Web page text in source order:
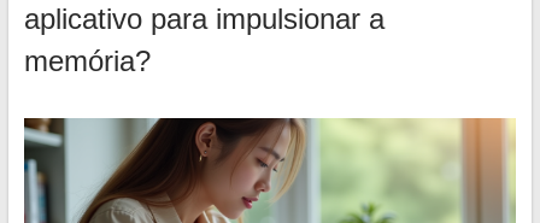
aplicativo para impulsionar a
memória?